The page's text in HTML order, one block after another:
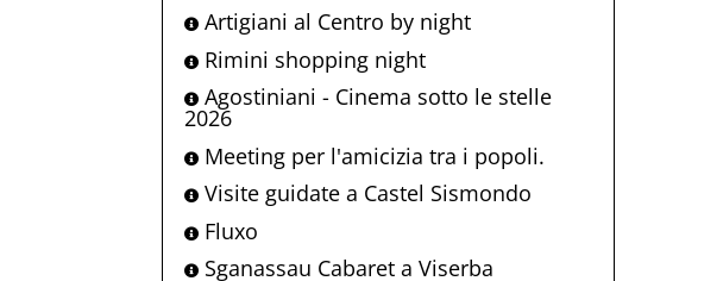
Artigiani al Centro by night
Rimini shopping night
Agostiniani - Cinema sotto le stelle
2026
Meeting per l'amicizia tra i popoli.
Visite guidate a Castel Sismondo
Fluxo
Sganassau Cabaret a Viserba